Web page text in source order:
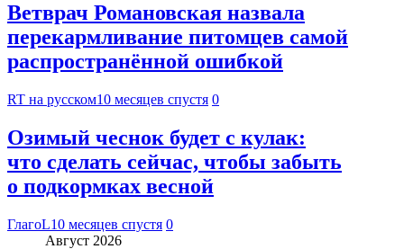
Ветврач Романовская назвала
перекармливание питомцев самой
распространённой ошибкой
RT на русском10 месяцев спустя 0
Озимый чеснок будет с кулак:
что сделать сейчас, чтобы забыть
о подкормках весной
ГлагоL10 месяцев спустя 0
Август 2026